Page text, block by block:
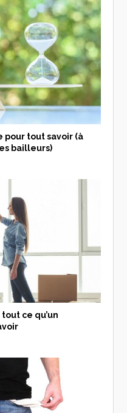
pour tout savoir (à
bailleurs)
ce qu’un